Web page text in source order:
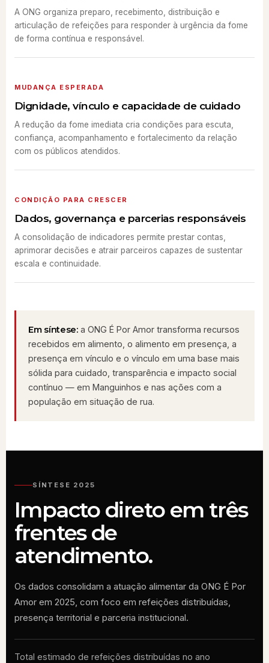
A ONG organiza preparo, recebimento, distribuição e
articulação de refeições para responder à urgência da fome
de forma contínua e responsável.
MUDANÇA ESPERADA
Dignidade, vínculo e capacidade de cuidado
A redução da fome imediata cria condições para escuta,
confiança, acompanhamento e fortalecimento da relação
com os públicos atendidos.
CONDIÇÃO PARA CRESCER
Dados, governança e parcerias responsáveis
A consolidação de indicadores permite prestar contas,
aprimorar decisões e atrair parceiros capazes de sustentar
escala e continuidade.
Em síntese:a ONG É Por Amor transforma recursos
recebidos em alimento, o alimento em presença, a
presença em vínculo e o vínculo em uma base mais
sólida para cuidado, transparência e impacto social
contínuo — em Manguinhos e nas ações com a
população em situação de rua.
SÍNTESE 2025
Impacto direto em três
frentes de
atendimento.
Os dados consolidam a atuação alimentar da ONG É Por
Amor em 2025, com foco em refeições distribuídas,
presença territorial e parceria institucional.
Total estimado de refeições distribuídas no ano